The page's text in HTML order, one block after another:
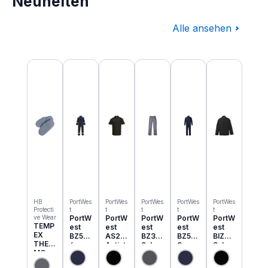
Alle ansehen
Produktgalerie überspringen
HB
Protecti
ve Wear
TEMP
EX
THER
MO
Einzie
PortWes
t
PortW
est
BZ50
6
Classi
c
PortWes
t
PortW
est
AS21
Antist
atik
ESD
PortWes
t
PortW
est
BZ31
Schw
eisser
Cargo
PortWes
t
PortW
est
BZ52
3
Bizwe
ld
PortWes
t
PortW
est
BIZ2
Schw
eisser
Jacke